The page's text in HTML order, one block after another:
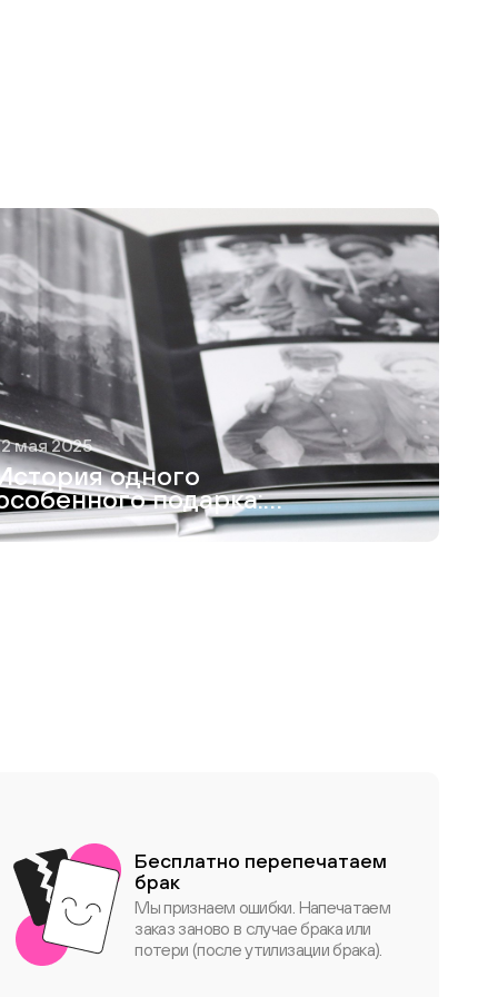
мая 2025
одного
подарка:
я создавала
для
Бесплатно перепечатаем
брак
Мы признаем ошибки. Напечатаем
заказ заново в случае брака или
потери (после утилизации брака).